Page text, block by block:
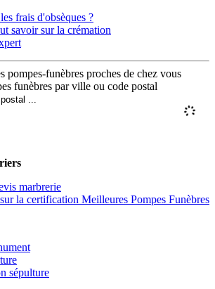
frais d'obsèques ?
savoir sur la crémation
pompes-funèbres proches de chez vous
funèbres par ville ou code postal
marbrerie
la certification Meilleures Pompes Funèbres
sépulture